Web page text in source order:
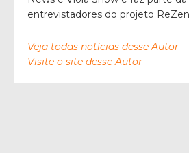
entrevistadores do projeto
Veja todas notícias desse Autor
Visite o site desse Autor